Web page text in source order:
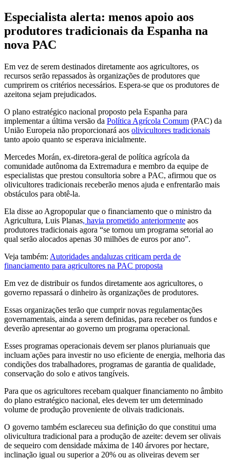
Especialista alerta: menos apoio aos
produtores tradicionais da Espanha na
nova PAC
Em vez de serem destinados diretamente aos agricultores, os
recursos serão repassados às organizações de produtores que
cumprirem os critérios necessários. Espera-se que os produtores de
azeitona sejam prejudicados.
O plano estratégico nacional proposto pela Espanha para
implementar a última versão da Política Agrícola Comum (PAC) da
União Europeia não proporcionará aos olivicultores tradicionais
tanto apoio quanto se esperava inicialmente.
Mercedes Morán, ex-diretora-geral de política agrícola da
comunidade autônoma da Extremadura e membro da equipe de
especialistas que prestou consultoria sobre a PAC, afirmou que os
olivicultores tradicionais receberão menos ajuda e enfrentarão mais
obstáculos para obtê-la.
Ela disse ao Agropopular que o financiamento que o ministro da
Agricultura, Luis Planas, havia prometido anteriormente aos
produtores tradicionais agora “se tornou um programa setorial ao
qual serão alocados apenas 30 milhões de euros por ano”.
Veja também: Autoridades andaluzas criticam perda de
financiamento para agricultores na PAC proposta
Em vez de distribuir os fundos diretamente aos agricultores, o
governo repassará o dinheiro às organizações de produtores.
Essas organizações terão que cumprir novas regulamentações
governamentais, ainda a serem definidas, para receber os fundos e
deverão apresentar ao governo um programa operacional.
Esses programas operacionais devem ser planos plurianuais que
incluam ações para investir no uso eficiente de energia, melhoria das
condições dos trabalhadores, programas de garantia de qualidade,
conservação do solo e ativos tangíveis.
Para que os agricultores recebam qualquer financiamento no âmbito
do plano estratégico nacional, eles devem ter um determinado
volume de produção proveniente de olivais tradicionais.
O governo também esclareceu sua definição do que constitui uma
olivicultura tradicional para a produção de azeite: devem ser olivais
de sequeiro com densidade máxima de 140 árvores por hectare,
inclinação igual ou superior a 20% ou as oliveiras devem ser